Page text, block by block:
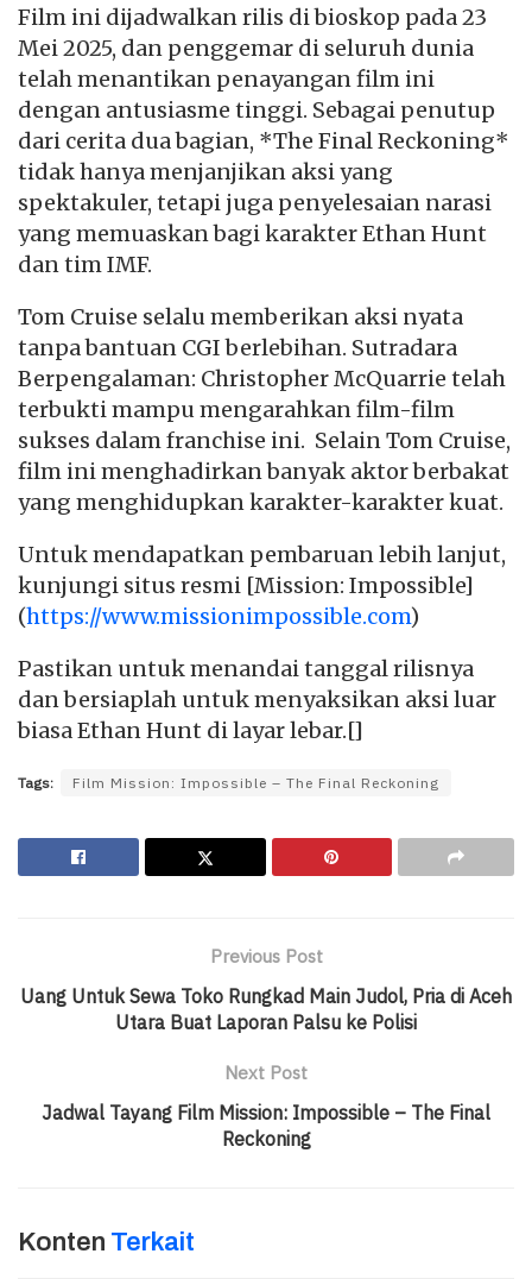
Film ini dijadwalkan rilis di bioskop pada 23
Mei 2025, dan penggemar di seluruh dunia
telah menantikan penayangan film ini
dengan antusiasme tinggi. Sebagai penutup
dari cerita dua bagian, *The Final Reckoning*
tidak hanya menjanjikan aksi yang
spektakuler, tetapi juga penyelesaian narasi
yang memuaskan bagi karakter Ethan Hunt
dan tim IMF.
Tom Cruise selalu memberikan aksi nyata
tanpa bantuan CGI berlebihan. Sutradara
Berpengalaman: Christopher McQuarrie telah
terbukti mampu mengarahkan film-film
sukses dalam franchise ini. Selain Tom Cruise,
film ini menghadirkan banyak aktor berbakat
yang menghidupkan karakter-karakter kuat.
Untuk mendapatkan pembaruan lebih lanjut,
kunjungi situs resmi [Mission: Impossible]
(https://www.missionimpossible.com)
Pastikan untuk menandai tanggal rilisnya
dan bersiaplah untuk menyaksikan aksi luar
biasa Ethan Hunt di layar lebar.[]
Tags: Film Mission: Impossible – The Final Reckoning
Previous Post
Uang Untuk Sewa Toko Rungkad Main Judol, Pria di Aceh
Utara Buat Laporan Palsu ke Polisi
Next Post
Jadwal Tayang Film Mission: Impossible – The Final
Reckoning
Konten Terkait